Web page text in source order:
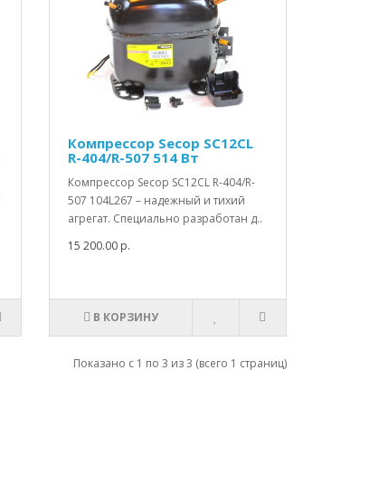
Компрессор Secop SC12CL
R-404/R-507 514 Вт
Компрессор Secop SC12CL R-404/R-
507 104L267 – надежный и тихий
агрегат. Специально разработан д..
15 200.00 р.
В КОРЗИНУ
Показано с 1 по 3 из 3 (всего 1 страниц)